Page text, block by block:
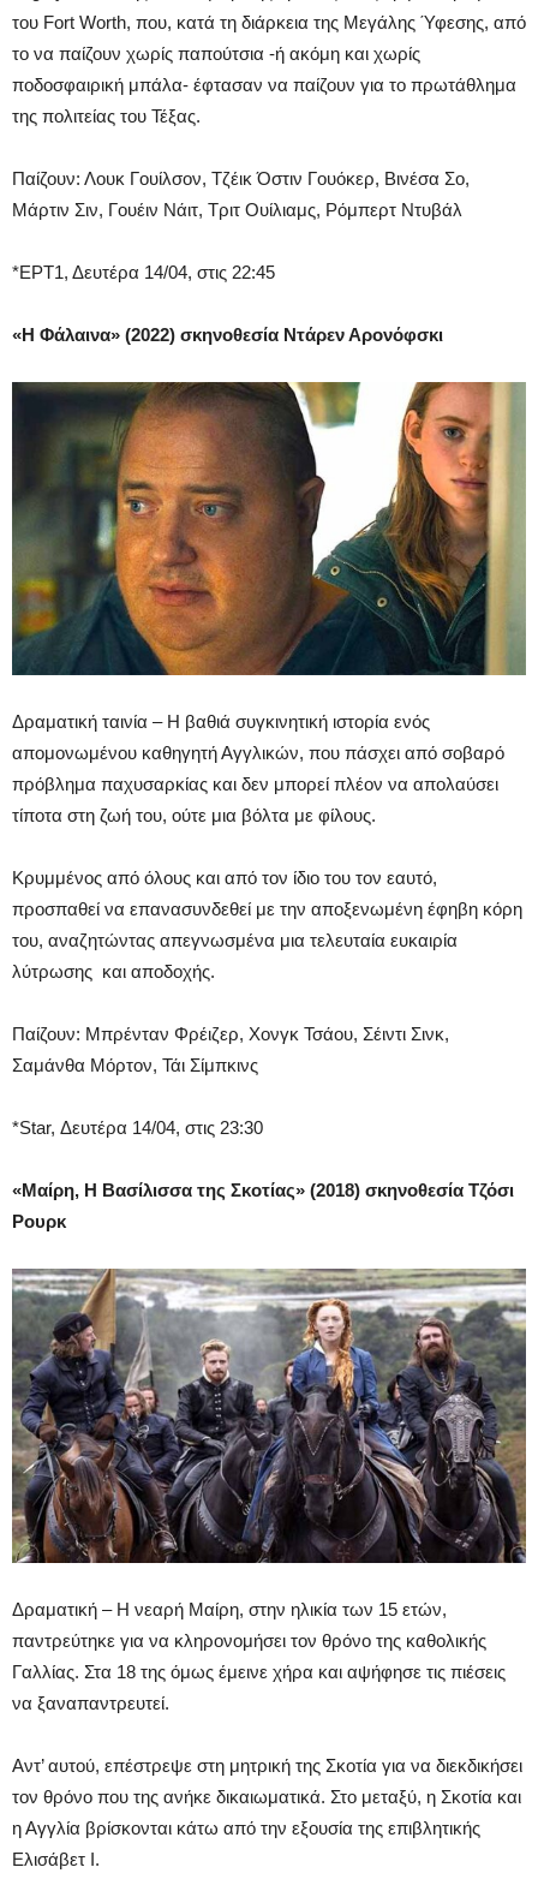
του Fort Worth, που, κατά τη διάρκεια της Μεγάλης Ύφεσης, από
το να παίζουν χωρίς παπούτσια -ή ακόμη και χωρίς
ποδοσφαιρική μπάλα- έφτασαν να παίζουν για το πρωτάθλημα
της πολιτείας του Τέξας.
Παίζουν: Λουκ Γουίλσον, Τζέικ Όστιν Γουόκερ, Βινέσα Σο,
Μάρτιν Σιν, Γουέιν Νάιτ, Τριτ Ουίλιαμς, Ρόμπερτ Ντυβάλ
*ΕΡΤ1, Δευτέρα 14/04, στις 22:45
«Η Φάλαινα» (2022) σκηνοθεσία Ντάρεν Αρονόφσκι
Δραματική ταινία – H βαθιά συγκινητική ιστορία ενός
απομονωμένου καθηγητή Αγγλικών, που πάσχει από σοβαρό
πρόβλημα παχυσαρκίας και δεν μπορεί πλέον να απολαύσει
τίποτα στη ζωή του, ούτε μια βόλτα με φίλους.
Κρυμμένος από όλους και από τον ίδιο του τον εαυτό,
προσπαθεί να επανασυνδεθεί με την αποξενωμένη έφηβη κόρη
του, αναζητώντας απεγνωσμένα μια τελευταία ευκαιρία
λύτρωσης και αποδοχής.
Παίζουν: Μπρένταν Φρέιζερ, Χονγκ Τσάου, Σέιντι Σινκ,
Σαμάνθα Μόρτον, Τάι Σίμπκινς
*Star, Δευτέρα 14/04, στις 23:30
«Μαίρη, Η Βασίλισσα της Σκοτίας» (2018) σκηνοθεσία Τζόσι
Ρουρκ
Δραματική – Η νεαρή Μαίρη, στην ηλικία των 15 ετών,
παντρεύτηκε για να κληρονομήσει τον θρόνο της καθολικής
Γαλλίας. Στα 18 της όμως έμεινε χήρα και αψήφησε τις πιέσεις
να ξαναπαντρευτεί.
Αντ’ αυτού, επέστρεψε στη μητρική της Σκοτία για να διεκδικήσει
τον θρόνο που της ανήκε δικαιωματικά. Στο μεταξύ, η Σκοτία και
η Αγγλία βρίσκονται κάτω από την εξουσία της επιβλητικής
Ελισάβετ Ι.